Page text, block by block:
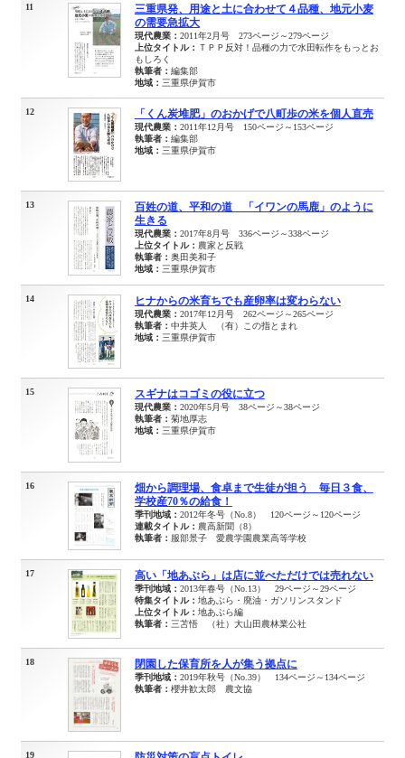
11
三重県発、用途と土に合わせて４品種、地元小麦
の需要急拡大
現代農業： 2011年2月号 273ページ～279ページ
上位タイトル： ＴＰＰ反対！品種の力で水田転作をもっとお
もしろく
執筆者： 編集部
地域： 三重県伊賀市
12 「くん炭堆肥」のおかげで八町歩の米を個人直売
現代農業： 2011年12月号 150ページ～153ページ
執筆者： 編集部
地域： 三重県伊賀市
13
百姓の道、平和の道 「イワンの馬鹿」のように
生きる
現代農業： 2017年8月号 336ページ～338ページ
上位タイトル： 農家と反戦
執筆者： 奥田美和子
地域： 三重県伊賀市
14 ヒナからの米育ちでも産卵率は変わらない
現代農業： 2017年12月号 262ページ～265ページ
執筆者： 中井英人 （有）この指とまれ
地域： 三重県伊賀市
15 スギナはコゴミの役に立つ
現代農業： 2020年5月号 38ページ～38ページ
執筆者： 菊地厚志
地域： 三重県伊賀市
16
畑から調理場、食卓まで生徒が担う 毎日３食、
学校産70％の給食！
季刊地域： 2012年冬号（No.8） 120ページ～120ページ
連載タイトル： 農高新聞（8）
執筆者： 服部景子 愛農学園農業高等学校
17 高い「地あぶら」は店に並べただけでは売れない
季刊地域： 2013年春号（No.13） 29ページ～29ページ
特集タイトル： 地あぶら・廃油・ガソリンスタンド
上位タイトル： 地あぶら編
執筆者： 三苫悟 （社）大山田農林業公社
18 閉園した保育所を人が集う拠点に
季刊地域： 2019年秋号（No.39） 134ページ～134ページ
執筆者： 櫻井歓太郎 農文協
19